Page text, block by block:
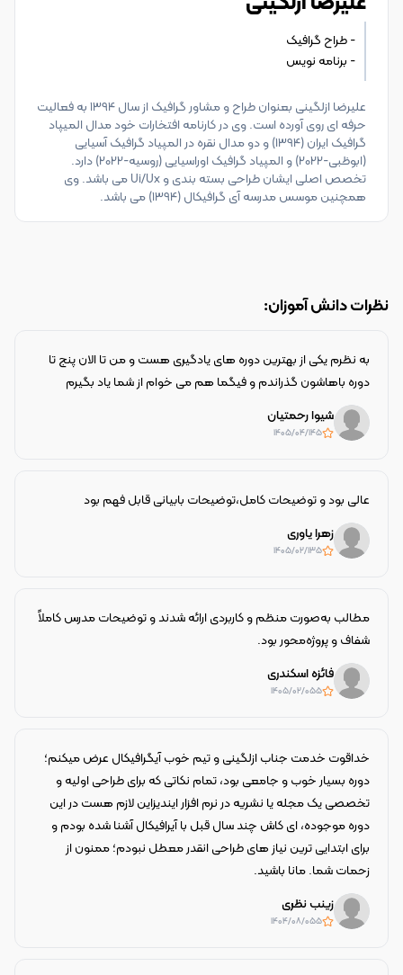
- برنامه نویس
علیرضا ازلگینی بعنوان طراح و مشاور گرافیک از سال 1394 به فعالیت
حرفه ای روی آورده است. وی در کارنامه افتخارات خود مدال المیپاد
گرافیک ایران (1394) و دو مدال نقره در المپیاد گرافیک آسیایی
(ابوظبی-2022) و المپیاد گرافیک اوراسیایی (روسیه-2022) دارد.
تخصص اصلی ایشان طراحی بسته بندی و Ui/Ux می باشد. وی
همچنین موسس مدرسه آی گرافیکال (1394) می باشد.
نظرات دانش آموزان:
به نظرم یکی از بهترین دوره های یادگیری هست و من تا الان پنج تا
دوره باهاشون گذراندم و فیگما هم می خوام از شما یاد بگیرم
شیوا رحمتیان
5۱۴۰۵/۰۴/۱۴
عالی بود و توضیحات کامل،توضیحات بابیانی قابل فهم بود
زهرا یاوری
5۱۴۰۵/۰۲/۱۳
مطالب به‌صورت منظم و کاربردی ارائه شدند و توضیحات مدرس کاملاً
شفاف و پروژه‌محور بود.
فائزه اسکندری
5۱۴۰۵/۰۲/۰۵
خداقوت خدمت جناب ازلگینی و تیم خوب آیگرافیکال عرض میکنم؛
دوره بسیار خوب و جامعی بود، تمام نکاتی که برای طراحی اولیه و
تخصصی یک مجله یا نشریه در نرم افزار ایندیزاین لازم هست در این
دوره موجوده، ای کاش چند سال قبل با آیرافیکال آشنا شده بودم و
برای ابتدایی ترین نیاز های طراحی انقدر معطل نبودم؛ ممنون از
زحمات شما. مانا باشید.
زینب نظری
5۱۴۰۴/۰۸/۰۵